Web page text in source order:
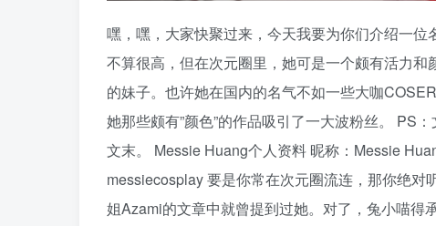
嘿，嘿，大家快聚过来，今天我要为你们介绍一
不算很高，但在次元圈里，她可是一个颇有活力
的妹子。也许她在国内的名气不如一些大咖
她那些颇有”颜色”的作品吸引了一大波粉丝。 PS
文末。 Messie Huang个人资料 昵称：Messie
messiecosplay 要是你常在次元圈流连，那你绝
姐Azami的文章中就曾提到过她。对了，兔小喵